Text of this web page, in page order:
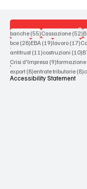
Terms & Conditions
Privacy Policy
Accessibility Statement
banche (55)55 post
Cassazione (52)
bce (28)28 post
EBA (19)19 post
lavoro (17)
antitrust (11)11 post
costruzioni (10)
Crisi d'Impresa (9)9 post
formazione
export (8)8 post
entrate tributarie (8)